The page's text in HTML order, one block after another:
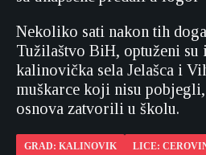
Nekoliko sati nakon tih
Tužilaštvo BiH, optuženi su
kalinovička sela Jelašca i
muškarce koji nisu
osnova zatvorili u školu.
GRAD: KALINOVIK
LICE: